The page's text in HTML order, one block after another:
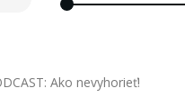
Ako nevyhorieť!